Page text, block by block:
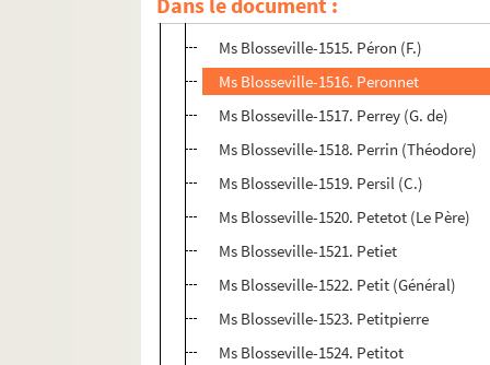
Ms Blosseville-1514. Périgord (Comte
Ms Blosseville-1515. Péron (F.)
Ms Blosseville-1516. Peronnet
Ms Blosseville-1517. Perrey (G. de)
Ms Blosseville-1518. Perrin (Théodore)
Ms Blosseville-1519. Persil (C.)
Ms Blosseville-1520. Petetot (Le Père)
Ms Blosseville-1521. Petiet
Ms Blosseville-1522. Petit (Général)
Ms Blosseville-1523. Petitpierre
Ms Blosseville-1524. Petitot